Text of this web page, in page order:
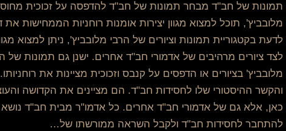
תמונות של חב"ד מבחר תמונות של חב"ד להדפסה על זכוכית
מלובביץ', תוכל למצוא מגוון יצירות אומנות רוחניות הממחישות
לדעת בקטגוריית תמונות וציורים של הרבי מלובביץ', ניתן למצוא
לצד ציורים מרהיבים של אדמורי חב"ד אחרים. ישנן גם תמונות
מלובביץ' בציורים או הדפסים על קנבס וזכוכית מציינות את
והקשר ההיסטורי שלו לחסידות חב"ד. הם מציינים את הקדושה
כאן, אלא גם של אדמורי חב"ד אחרים. כל אדמו"ר מבית חב"ד
להתחבר לחסידות חב"ד ולקבל השראה ממורשתו של…